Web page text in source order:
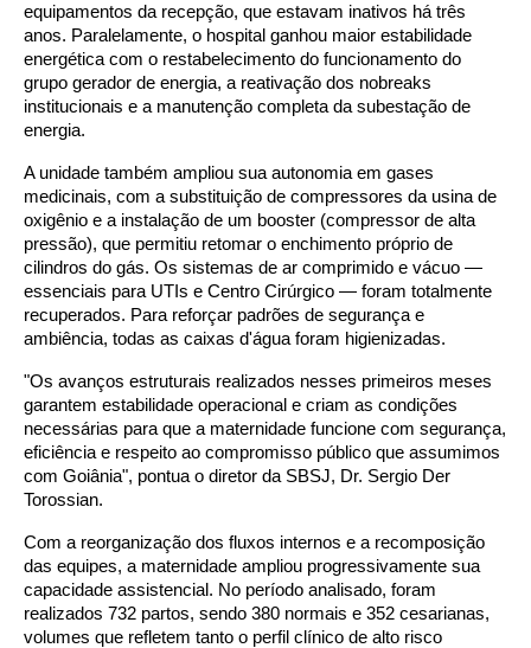
equipamentos da recepção, que estavam inativos há três
anos. Paralelamente, o hospital ganhou maior estabilidade
energética com o restabelecimento do funcionamento do
grupo gerador de energia, a reativação dos nobreaks
institucionais e a manutenção completa da subestação de
energia.
A unidade também ampliou sua autonomia em gases
medicinais, com a substituição de compressores da usina de
oxigênio e a instalação de um booster (compressor de alta
pressão), que permitiu retomar o enchimento próprio de
cilindros do gás. Os sistemas de ar comprimido e vácuo —
essenciais para UTIs e Centro Cirúrgico — foram totalmente
recuperados. Para reforçar padrões de segurança e
ambiência, todas as caixas d'água foram higienizadas.
"Os avanços estruturais realizados nesses primeiros meses
garantem estabilidade operacional e criam as condições
necessárias para que a maternidade funcione com segurança,
eficiência e respeito ao compromisso público que assumimos
com Goiânia", pontua o diretor da SBSJ, Dr. Sergio Der
Torossian.
Com a reorganização dos fluxos internos e a recomposição
das equipes, a maternidade ampliou progressivamente sua
capacidade assistencial. No período analisado, foram
realizados 732 partos, sendo 380 normais e 352 cesarianas,
volumes que refletem tanto o perfil clínico de alto risco